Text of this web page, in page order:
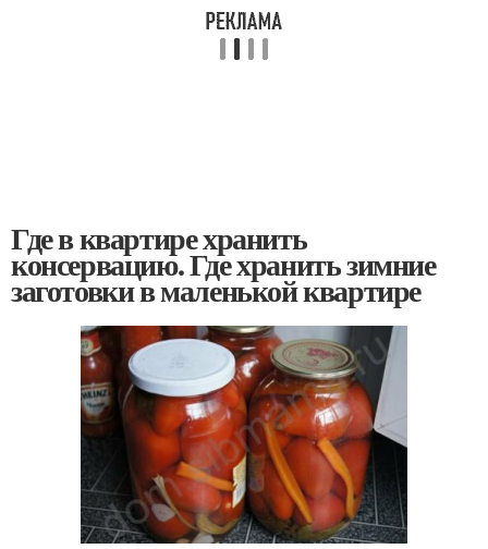
Где в квартире хранить
консервацию. Где хранить зимние
заготовки в маленькой квартире